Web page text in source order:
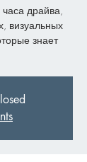
часа драйва,
визуальных
знает